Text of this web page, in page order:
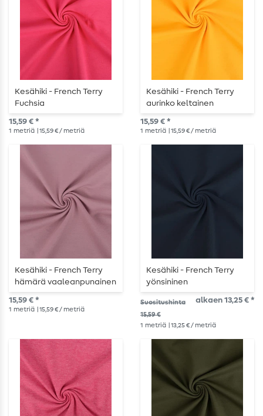
Kesähiki - French Terry
Fuchsia
15,59 € *
1 metriä | 15,59 € / metriä
Kesähiki - French Terry
aurinko keltainen
15,59 € *
1 metriä | 15,59 € / metriä
Kesähiki - French Terry
hämärä vaaleanpunainen
15,59 € *
1 metriä | 15,59 € / metriä
Kesähiki - French Terry
yönsininen
Suositushinta
15,59 €
alkaen 13,25 € *
1 metriä | 13,25 € / metriä